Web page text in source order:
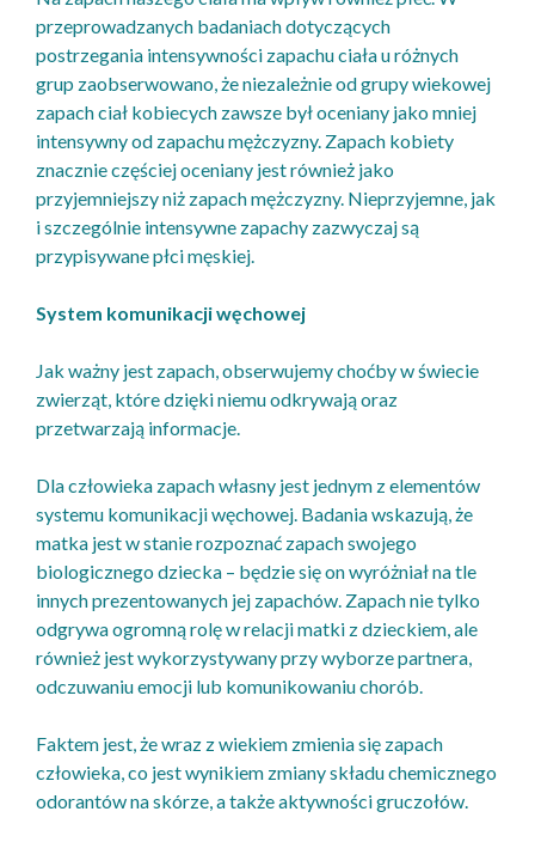
przeprowadzanych badaniach dotyczących
postrzegania intensywności zapachu ciała u różnych
grup zaobserwowano, że niezależnie od grupy wiekowej
zapach ciał kobiecych zawsze był oceniany jako mniej
intensywny od zapachu mężczyzny. Zapach kobiety
znacznie częściej oceniany jest również jako
przyjemniejszy niż zapach mężczyzny. Nieprzyjemne, jak
i szczególnie intensywne zapachy zazwyczaj są
przypisywane płci męskiej.
System komunikacji węchowej
Jak ważny jest zapach, obserwujemy choćby w świecie
zwierząt, które dzięki niemu odkrywają oraz
przetwarzają informacje.
Dla człowieka zapach własny jest jednym z elementów
systemu komunikacji węchowej. Badania wskazują, że
matka jest w stanie rozpoznać zapach swojego
biologicznego dziecka – będzie się on wyróżniał na tle
innych prezentowanych jej zapachów. Zapach nie tylko
odgrywa ogromną rolę w relacji matki z dzieckiem, ale
również jest wykorzystywany przy wyborze partnera,
odczuwaniu emocji lub komunikowaniu chorób.
Faktem jest, że wraz z wiekiem zmienia się zapach
człowieka, co jest wynikiem zmiany składu chemicznego
odorantów na skórze, a także aktywności gruczołów.